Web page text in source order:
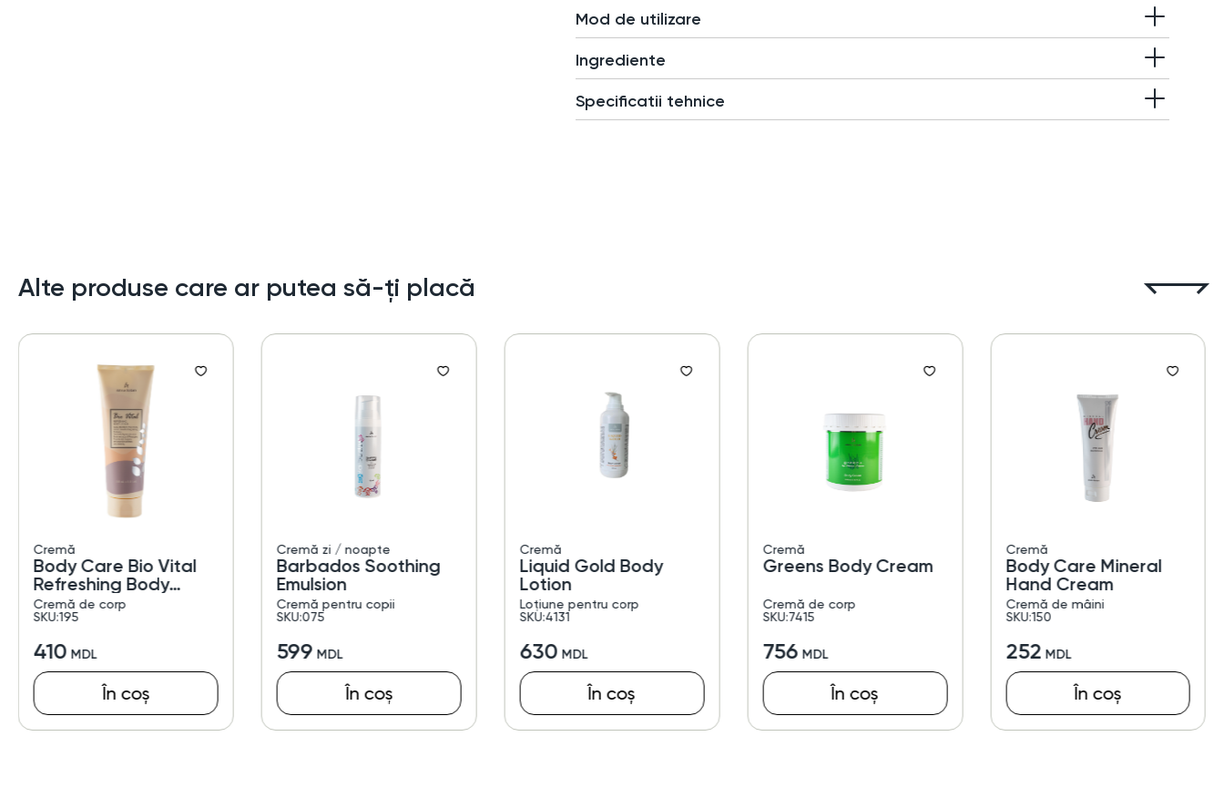
Mod de utilizare
Ingrediente
Specificatii tehnice
Alte produse care ar putea să-ți placă
Cremă
Body Care Bio Vital
Refreshing Body
Lotion
Cremă de corp
SKU:195
410
În coș
Cremă zi / noapte
Barbados Soothing
Emulsion
Cremă pentru copii
SKU:075
599
În coș
Cremă
Liquid Gold Body
Lotion
Loțiune pentru corp
SKU:4131
630
În coș
Cremă
Greens Body Cream
Cremă de corp
SKU:7415
756
În coș
Cremă
Body Care Mineral
Hand Cream
Cremă de mâini
SKU:150
252
În coș